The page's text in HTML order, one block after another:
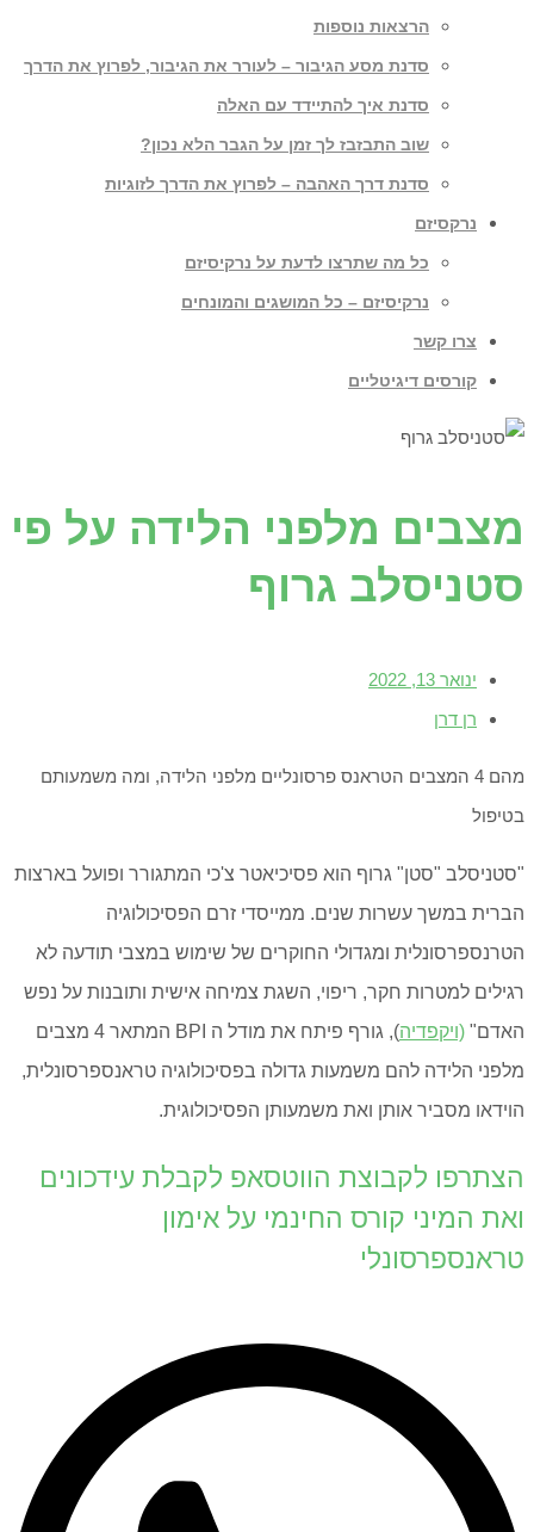
הרצאות נוספות
סדנת מסע הגיבור – לעורר את הגיבור, לפרוץ את הדרך
סדנת איך להתיידד עם האלה
שוב התבזבז לך זמן על הגבר הלא נכון?
סדנת דרך האהבה – לפרוץ את הדרך לזוגיות
נרקסיזם
כל מה שתרצו לדעת על נרקיסיזם
נרקיסיזם – כל המושגים והמונחים
צרו קשר
קורסים דיגיטליים
מצבים מלפני הלידה על פי
סטניסלב גרוף
ינואר 13, 2022
רן דרן
מהם 4 המצבים הטראנס פרסונליים מלפני הלידה, ומה משמעותם
בטיפול
"סטניסלב "סטן" גרוף הוא פסיכיאטר צ'כי המתגורר ופועל בארצות
הברית במשך עשרות שנים. ממייסדי זרם הפסיכולוגיה
הטרנספרסונלית ומגדולי החוקרים של שימוש במצבי תודעה לא
רגילים למטרות חקר, ריפוי, השגת צמיחה אישית ותובנות על נפש
האדם" (ויקפדיה
), גורף פיתח את מודל ה BPI המתאר 4 מצבים
מלפני הלידה להם משמעות גדולה בפסיכולוגיה טראנספרסונלית,
הוידאו מסביר אותן ואת משמעותן הפסיכולוגית.
הצתרפו לקבוצת הווטסאפ לקבלת עידכונים
ואת המיני קורס החינמי על אימון
טראנספרסונלי